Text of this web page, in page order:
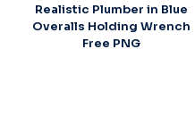
Realistic Plumber in Blue
Overalls Holding Wrench
Free PNG